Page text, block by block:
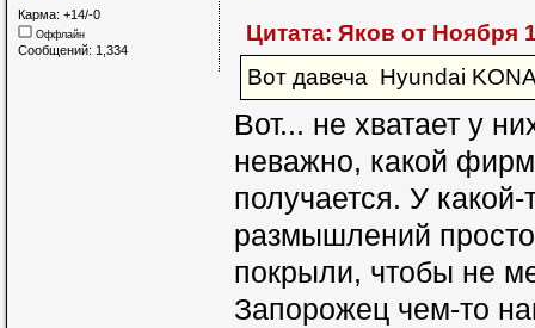
Карма: +14/-0
Оффлайн
Сообщений: 1,334
Цитата: Яков от Ноября
Вот давеча Hyundai
Вот... не хватает у
неважно, какой
получается. У
размышлений
покрыли, чтобы не
Запорожец чем-то